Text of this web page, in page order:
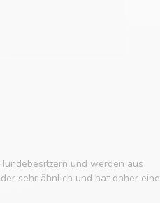
und werden aus
sehr ähnlich und hat daher eine